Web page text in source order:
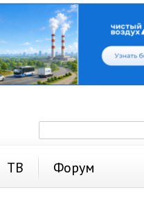
ТВ Форум